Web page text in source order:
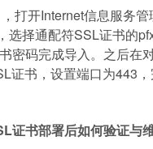
打开Internet信息服务
选择通配符SSL证书的
密码完成导入。之后在
证书，设置端口为443，
证书部署后如何验证与